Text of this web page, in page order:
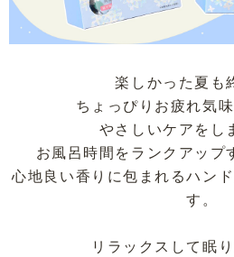
楽しかった夏も
ちょっぴりお疲れ気
やさしいケアをし
お風呂時間をランクアップ
心地良い香りに包まれるハン
す。
リラックスして眠